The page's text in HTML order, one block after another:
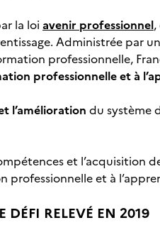
la loi avenir professionnel
Administrée par
professionnelle,
professionnelle et à
l’amélioration du système
et l’acquisition
professionnelle et à
DÉFI RELEVÉ EN 2019